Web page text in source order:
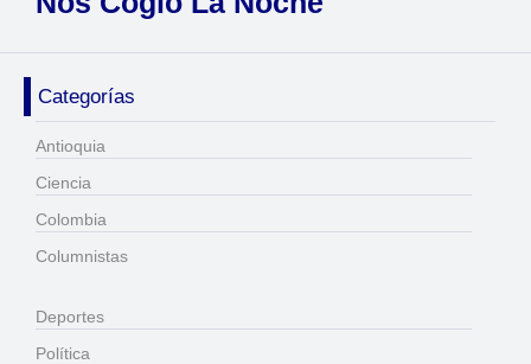
Categorías
Antioquia
Ciencia
Colombia
Columnistas
Deportes
Política